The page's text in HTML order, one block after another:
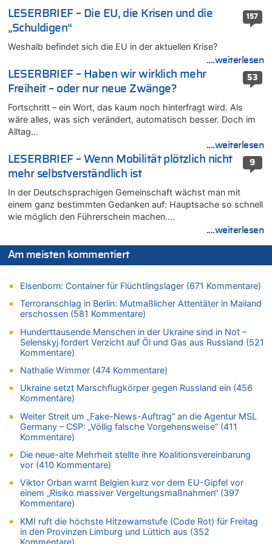
06.08.2026 - 14:41 von Coralie zu
Zweite Hitzewelle in diesem Sommer ist jetzt amtlich
06.08.2026 - 14:26 von Hugo Egon Bernhard von Sinnen zu
06.08.2026 - 14:11 von Dax zu
Zweite Hitzewelle in diesem Sommer ist jetzt amtlich
Zurück an den Rhein: Hendrich wechselt zum 1. FC Köln
06.08.2026 - 13:59 von Chips zu
Wasserstand des Rheins in NRW so niedrig wie noch nie
06.08.2026 - 13:53 von Frage an den Hondsjong zu
Zweite Hitzewelle in diesem Sommer ist jetzt amtlich
06.08.2026 - 13:34 von Zeitzeuge zu
Wasserstand des Rheins in NRW so niedrig wie noch nie
06.08.2026 - 13:27 von Hubert F. zu
Wasserstand des Rheins in NRW so niedrig wie noch nie
06.08.2026 - 13:20 von Speck für die Mâuse zu
FIFA-Spitze demonstriert Einigkeit trotz Kritik und neuer
06.08.2026 - 12:41 von Hugo Egon Bernhard von Sinnen zu
Frau hörte Stimmen aus Haus des verstorbenen Nachbarn
06.08.2026 - 12:36 von Gärlinde zu
Aachen ab 11. August wieder Mekka des Pferdesports –
Belgien setzt bei Reit-WM auf starke Springreiter
06.08.2026 - 12:26 von Guido Scholzen zu
Zweite Hitzewelle in diesem Sommer ist jetzt amtlich
06.08.2026 - 12:17 von Sparwasser zu
Zweite Hitzewelle in diesem Sommer ist jetzt amtlich
06.08.2026 - 12:13 von Dax zu
Zweite Hitzewelle in diesem Sommer ist jetzt amtlich
06.08.2026 - 12:13 von Heinz F. zu
Mehrere Menschen in Londons City niedergestochen
Zweite Hitzewelle in diesem Sommer ist jetzt amtlich
06.08.2026 - 12:08 von Medium zu
Frau hörte Stimmen aus Haus des verstorbenen Nachbarn
06.08.2026 - 11:52 von Hubert F. zu
157
LESERBRIEF – Die EU, die Krisen und die
„Schuldigen“
Weshalb befindet sich die EU in der aktuellen Krise?
....weiterlesen
53
LESERBRIEF – Haben wir wirklich mehr
Freiheit – oder nur neue Zwänge?
Fortschritt – ein Wort, das kaum noch hinterfragt wird. Als
wäre alles, was sich verändert, automatisch besser. Doch im
Alltag…
....weiterlesen
9
LESERBRIEF – Wenn Mobilität plötzlich nicht
mehr selbstverständlich ist
In der Deutschsprachigen Gemeinschaft wächst man mit
einem ganz bestimmten Gedanken auf: Hauptsache so schnell
wie möglich den Führerschein machen….
....weiterlesen
Am meisten kommentiert
Elsenborn: Container für Flüchtlingslager (671 Kommentare)
Terroranschlag in Berlin: Mutmaßlicher Attentäter in Mailand
erschossen (581 Kommentare)
Hunderttausende Menschen in der Ukraine sind in Not –
Selenskyj fordert Verzicht auf Öl und Gas aus Russland (521
Kommentare)
Nathalie Wimmer (474 Kommentare)
Ukraine setzt Marschflugkörper gegen Russland ein (456
Kommentare)
Weiter Streit um „Fake-News-Auftrag“ an die Agentur MSL
Germany – CSP: „Völlig falsche Vorgehensweise“ (411
Kommentare)
Die neue-alte Mehrheit stellte ihre Koalitionsvereinbarung
vor (410 Kommentare)
Viktor Orban warnt Belgien kurz vor dem EU-Gipfel vor
einem „Risiko massiver Vergeltungsmaßnahmen“ (397
Kommentare)
KMI ruft die höchste Hitzewarnstufe (Code Rot) für Freitag
in den Provinzen Limburg und Lüttich aus (352
Kommentare)